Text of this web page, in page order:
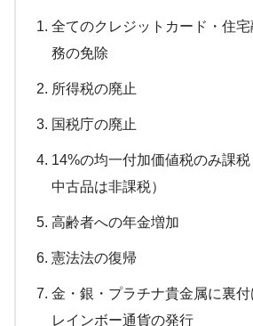
全てのクレジットカード・住
務の免除
所得税の廃止
国税庁の廃止
14%の均一付加価値税のみ課税
中古品は非課税）
高齢者への年金増加
憲法法の復帰
金・銀・プラチナ貴金属に裏
レインボー通貨の発行